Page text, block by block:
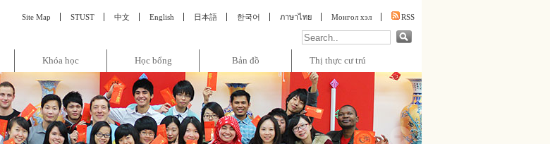
Site Map STUST 中文 English 日本語 한국어 ภาษาไทย Монгол хэл RSS
Khóa học Học bổng Bản đồ Thị thực cư trú